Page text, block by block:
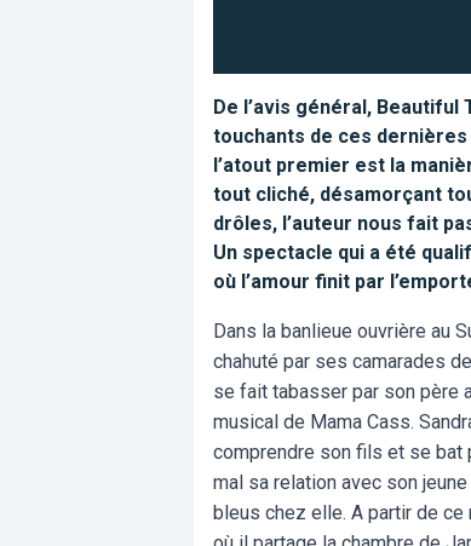
De l’avis général, Beautiful
touchants de ces
l’atout premier est la
tout cliché, désamorçant
drôles, l’auteur nous fait
Un spectacle qui a été
où l’amour finit par
Dans la banlieue ouvrière au
chahuté par ses camarades
se fait tabasser par son père
musical de Mama Cass.
comprendre son fils et se bat
mal sa relation avec son
bleus chez elle. A partir de